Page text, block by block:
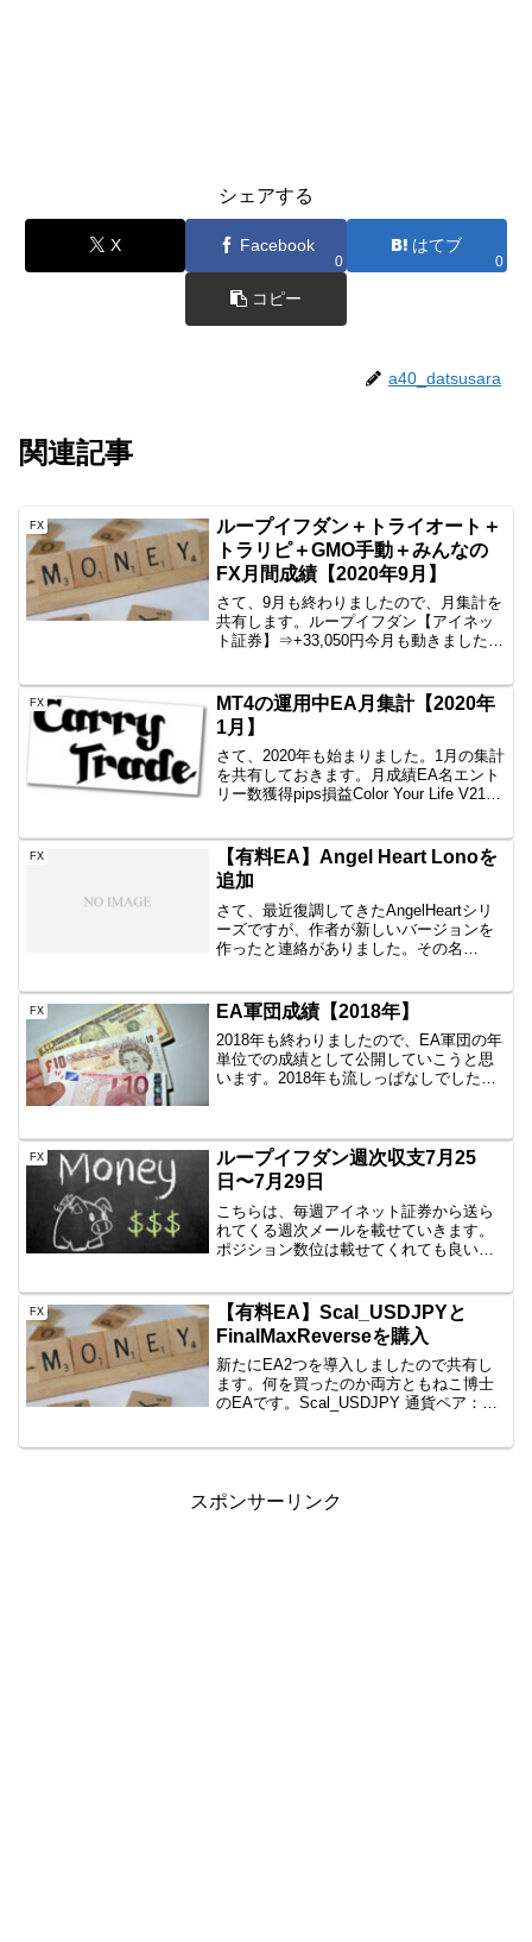
シェアする
X Facebook
0
はてブ
0
コピー
a40_datsusara
関連記事
FX
ループイフダン＋トライオート＋
トラリピ＋GMO手動＋みんなの
FX月間成績【2020年9月】
さて、9月も終わりましたので、月集計を
共有します。ループイフダン【アイネッ
ト証券】⇒+33,050円今月も動きましたね
USDJPY、EURUSDをBSの両建て1本ず
つ、...
FX
MT4の運用中EA月集計【2020年
1月】
さて、2020年も始まりました。1月の集計
を共有しておきます。月成績EA名エント
リー数獲得pips損益Color Your Life V210
FX
【有料EA】Angel Heart Lonoを
追加
さて、最近復調してきたAngelHeartシリ
ーズですが、作者が新しいバージョンを
作ったと連絡がありました。その名
PremiumRich...
FX EA軍団成績【2018年】
2018年も終わりましたので、EA軍団の年
単位での成績として公開していこうと思
います。2018年も流しっぱなしでした
（120万...
FX
ループイフダン週次収支7月25
日〜7月29日
こちらは、毎週アイネット証券から送ら
れてくる週次メールを載せていきます。
ポジション数位は載せてくれても良い気
年7月25日～2016年7月29日のシストレi-
N...
FX
【有料EA】Scal_USDJPYと
FinalMaxReverseを購入
新たにEA2つを導入しましたので共有し
ます。何を買ったのか両方ともねこ博士
のEAです。Scal_USDJPY 通貨ペア：
スポンサーリンク